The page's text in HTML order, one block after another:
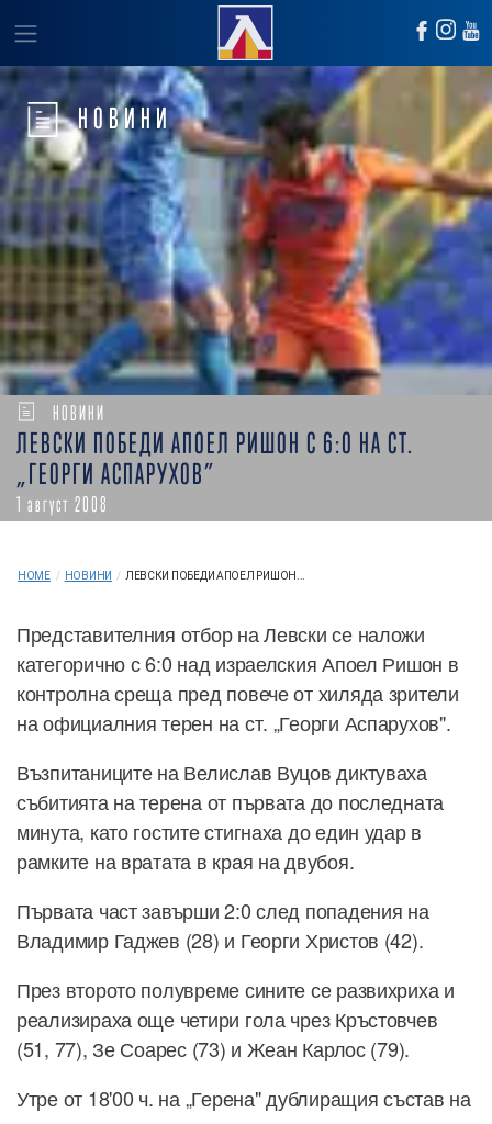
НОВИНИ
НОВИНИ
ЛЕВСКИ ПОБЕДИ АПОЕЛ РИШОН С 6:0 НА СТ.
„ГЕОРГИ АСПАРУХОВ”
1 август 2008
HOME / НОВИНИ / ЛЕВСКИ ПОБЕДИ АПОЕЛ РИШОН...
Представителния отбор на Левски се наложи
категорично с 6:0 над израелския Апоел Ришон в
контролна среща пред повече от хиляда зрители
на официалния терен на ст. „Георги Аспарухов".
Възпитаниците на Велислав Вуцов диктуваха
събитията на терена от първата до последната
минута, като гостите стигнаха до един удар в
рамките на вратата в края на двубоя.
Първата част завърши 2:0 след попадения на
Владимир Гаджев (28) и Георги Христов (42).
През второто полувреме сините се развихриха и
реализираха още четири гола чрез Кръстовчев
(51, 77), Зе Соарес (73) и Жеан Карлос (79).
Утре от 18'00 ч. на „Герена" дублиращия състав на